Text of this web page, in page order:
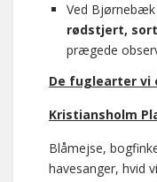
Ved
rødstjert,
prægede
De fuglearter vi
Kristiansholm
Blåmejse,
havesanger, hvid